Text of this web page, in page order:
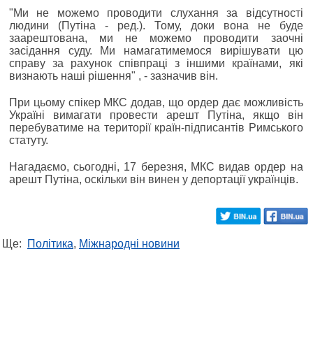
"Ми не можемо проводити слухання за відсутності
людини (Путіна - ред.). Тому, доки вона не буде
заарештована, ми не можемо проводити заочні
засідання суду. Ми намагатимемося вирішувати цю
справу за рахунок співпраці з іншими країнами, які
визнають наші рішення" , - зазначив він.
При цьому спікер МКС додав, що ордер дає можливість
Україні вимагати провести арешт Путіна, якщо він
перебуватиме на території країн-підписантів Римського
статуту.
Нагадаємо, сьогодні, 17 березня, МКС видав ордер на
арешт Путіна, оскільки він винен у депортації українців.
Ще: Політика, Міжнародні новини